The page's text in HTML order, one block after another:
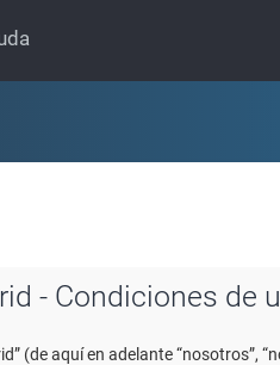
- Condiciones de
(de aquí en adelante “nosotros”,